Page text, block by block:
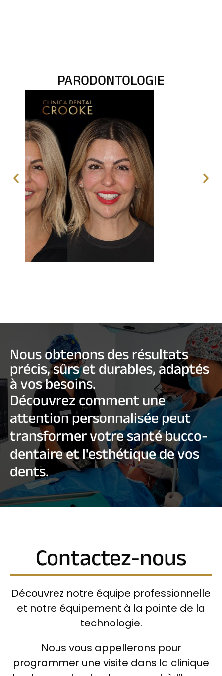
PARODONTOLOGIE
Nous obtenons des résultats
précis, sûrs et durables, adaptés
à vos besoins.
Découvrez comment une
attention personnalisée peut
transformer votre santé bucco-
dentaire et l'esthétique de vos
dents.
Contactez-nous
Découvrez notre équipe professionnelle
et notre équipement à la pointe de la
technologie.
Nous vous appellerons pour
programmer une visite dans la clinique